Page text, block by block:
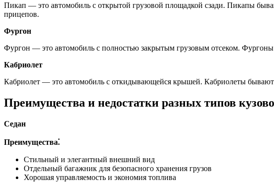
Пикап ― это автомобиль с открытой грузовой площадкой сзади. Пикапы
прицепов.
Фургон
Фургон ― это автомобиль с полностью закрытым грузовым отсеком. Фургоны
Кабриолет
Кабриолет ― это автомобиль с откидывающейся крышей. Кабриолеты
Преимущества и недостатки разных типов
Седан
Преимущества⁚
Стильный и элегантный внешний вид
Отдельный багажник для безопасного хранения грузов
Хорошая управляемость и экономия топлива